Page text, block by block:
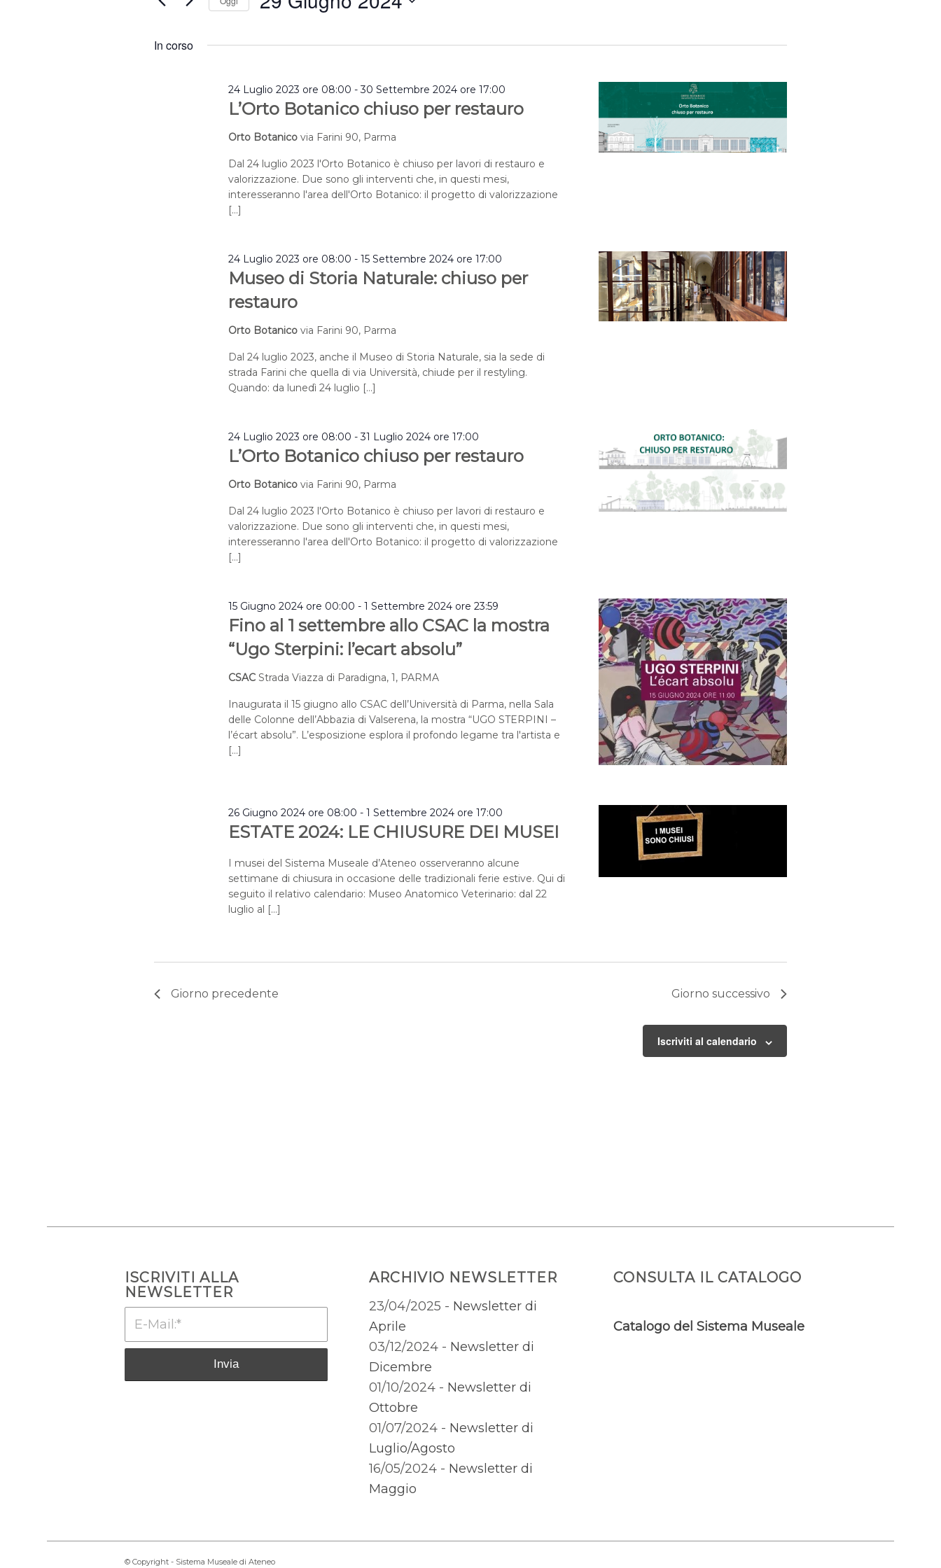
2024
per
la
In corso
L’Orto Botanico chiuso per restauro
24 Luglio 2023 ore 08:00 -30 Settembre 2024 ore 17:00
Orto Botanico via Farini 90, Parma
Dal 24 luglio 2023 l'Orto Botanico è chiuso per lavori di restauro e
valorizzazione. Due sono gli interventi che, in questi mesi,
interesseranno l'area dell'Orto Botanico: il progetto di valorizzazione
[…]
Museo di Storia Naturale: chiuso per
restauro
24 Luglio 2023 ore 08:00 - 15 Settembre 2024 ore 17:00
Orto Botanico via Farini 90, Parma
Dal 24 luglio 2023, anche il Museo di Storia Naturale, sia la sede di
strada Farini che quella di via Università, chiude per il restyling.
Quando: da lunedì 24 luglio […]
L’Orto Botanico chiuso per restauro
24 Luglio 2023 ore 08:00 -31 Luglio 2024 ore 17:00
Orto Botanico via Farini 90, Parma
Dal 24 luglio 2023 l'Orto Botanico è chiuso per lavori di restauro e
valorizzazione. Due sono gli interventi che, in questi mesi,
interesseranno l'area dell'Orto Botanico: il progetto di valorizzazione
[…]
Fino al 1 settembre allo CSAC la mostra
“Ugo Sterpini: l’ecart absolu”
15 Giugno 2024 ore 00:00 - 1 Settembre 2024 ore 23:59
CSAC Strada Viazza di Paradigna, 1, PARMA
Inaugurata il 15 giugno allo CSAC dell’Università di Parma, nella Sala
delle Colonne dell’Abbazia di Valserena, la mostra “UGO STERPINI –
l’écart absolu”. L’esposizione esplora il profondo legame tra l'artista e
[…]
ESTATE 2024: LE CHIUSURE DEI MUSEI
26 Giugno 2024 ore 08:00 - 1 Settembre 2024 ore 17:00
I musei del Sistema Museale d’Ateneo osserveranno alcune
settimane di chiusura in occasione delle tradizionali ferie estive. Qui di
seguito il relativo calendario: Museo Anatomico Veterinario: dal 22
luglio al […]
Giorno precedente Giorno successivo
Iscriviti al calendario
ISCRIVITI ALLA
NEWSLETTER
ARCHIVIO NEWSLETTER
23/04/2025 - Newsletter di
Aprile
03/12/2024 - Newsletter di
Dicembre
01/10/2024 - Newsletter di
Ottobre
01/07/2024 - Newsletter di
Luglio/Agosto
16/05/2024 - Newsletter di
Maggio
CONSULTA IL CATALOGO
Catalogo del Sistema Museale
© Copyright - Sistema Museale di Ateneo